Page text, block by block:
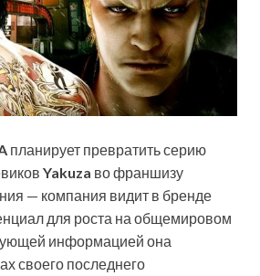
планирует превратить серию
Yakuza во франшизу
— компания видит в бренде
для роста на общемировом
информацией она
своего последнего